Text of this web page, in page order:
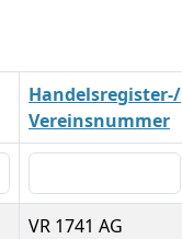
Handelsregister-/
Vereinsnummer
VR 1741 AG